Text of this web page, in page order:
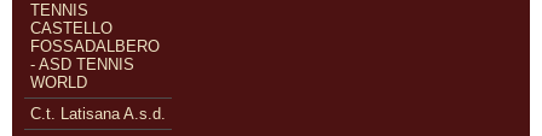
TENNIS
CASTELLO
FOSSADALBERO
- ASD TENNIS
WORLD
C.t. Latisana A.s.d.